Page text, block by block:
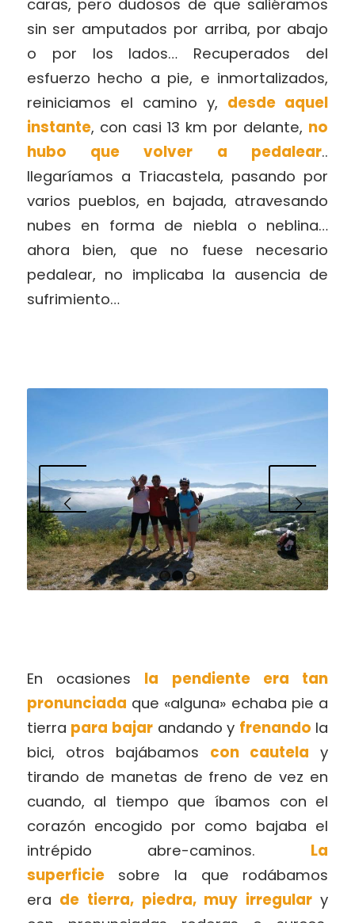
caras, pero dudosos de que saliéramos
sin ser amputados por arriba, por abajo
o por los lados… Recuperados del
esfuerzo hecho a pie, e inmortalizados,
reiniciamos el camino y, desde aquel
instante, con casi 13 km por delante, no
hubo que volver a pedalear..
llegaríamos a Triacastela, pasando por
varios pueblos, en bajada, atravesando
nubes en forma de niebla o neblina…
ahora bien, que no fuese necesario
pedalear, no implicaba la ausencia de
sufrimiento…
Posterior
1 2 3
En ocasiones la pendiente era tan
pronunciada que «alguna» echaba pie a
tierra para bajarandando y frenando la
bici, otros bajábamos con cautela y
tirando de manetas de freno de vez en
cuando, al tiempo que íbamos con el
corazón encogido por como bajaba el
intrépido abre-caminos. La
superficiesobre la que rodábamos
era de tierra, piedra, muy irregulary